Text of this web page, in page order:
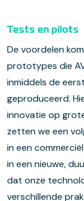
Tests en pilots
De voordelen
prototypes die
inmiddels de
geproduceerd.
innovatie op
zetten we een
in een
in een nieuwe,
dat onze
verschillende